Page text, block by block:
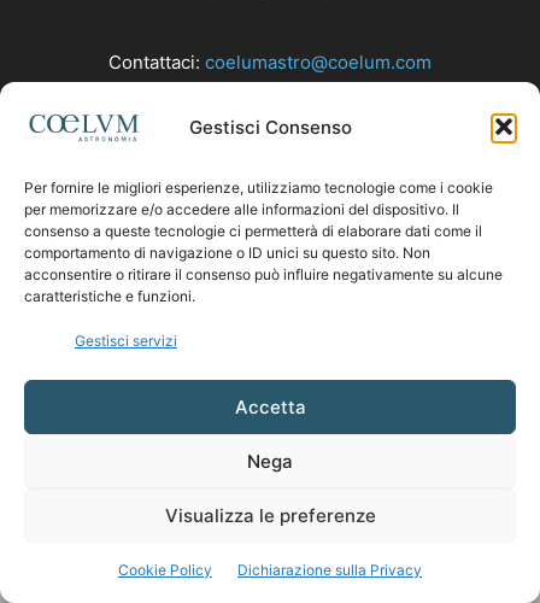
Gestisci Consenso
Per fornire le migliori esperienze, utilizziamo tecnologie come i cookie
per memorizzare e/o accedere alle informazioni del dispositivo. Il
consenso a queste tecnologie ci permetterà di elaborare dati come il
comportamento di navigazione o ID unici su questo sito. Non
acconsentire o ritirare il consenso può influire negativamente su alcune
caratteristiche e funzioni.
Gestisci servizi
Accetta
Nega
Visualizza le preferenze
Cookie Policy Dichiarazione sulla Privacy
Contattaci: coelumastro@coelum.com
SEGUICI